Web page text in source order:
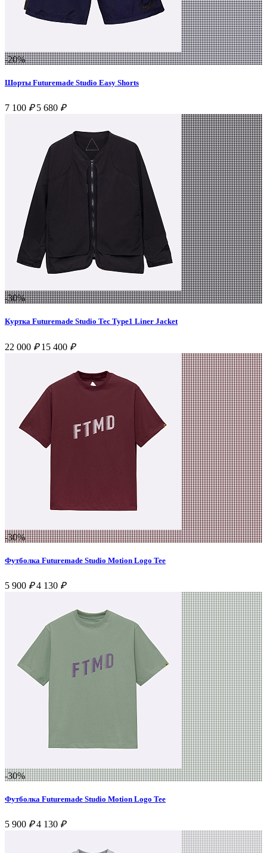
-20%
Шорты Futuremade Studio Easy Shorts
7 100 ₽ 5 680 ₽
-30%
Куртка Futuremade Studio Tec Type1 Liner Jacket
22 000 ₽ 15 400 ₽
-30%
Футболка Futuremade Studio Motion Logo Tee
5 900 ₽ 4 130 ₽
-30%
Футболка Futuremade Studio Motion Logo Tee
5 900 ₽ 4 130 ₽